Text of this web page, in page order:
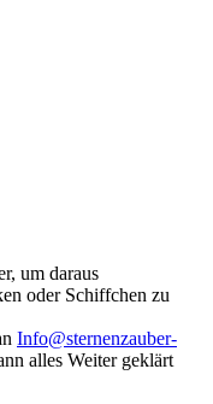
um daraus
oder Schiffchen zu
Info@sternenzauber-
alles Weiter geklärt